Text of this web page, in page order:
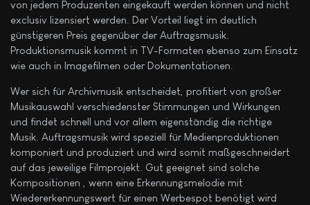
von jedem Produzenten eingekauft werden können und nicht
exclusiv lizensiert werden. Der Vorteil liegt im deutlich
günstigeren Preis gegenüber der Auftragsmusik.
Produktionsmusik kommt in TV-Formaten ebenso zum Einsatz
wie auch in Imagefilmen oder Dokumentationen.
Wer sich für Archivmusik entscheidet, profitiert von großer
Musikauswahl verschiedenster Stimmungen und Wirkungen
und findet schnell und vor allem eigenständig die richtige
Musik. Auftragsmusik wird speziell für Medienproduktionen
komponiert und produziert und wird somit maßgeschneidert
auf das jeweilige Filmprojekt. Gut geeignet sind solche
Kompositionen , wenn eine Erkennungsmelodie mit
Wiedererkennungswert für einen Werbespot benötigt wird